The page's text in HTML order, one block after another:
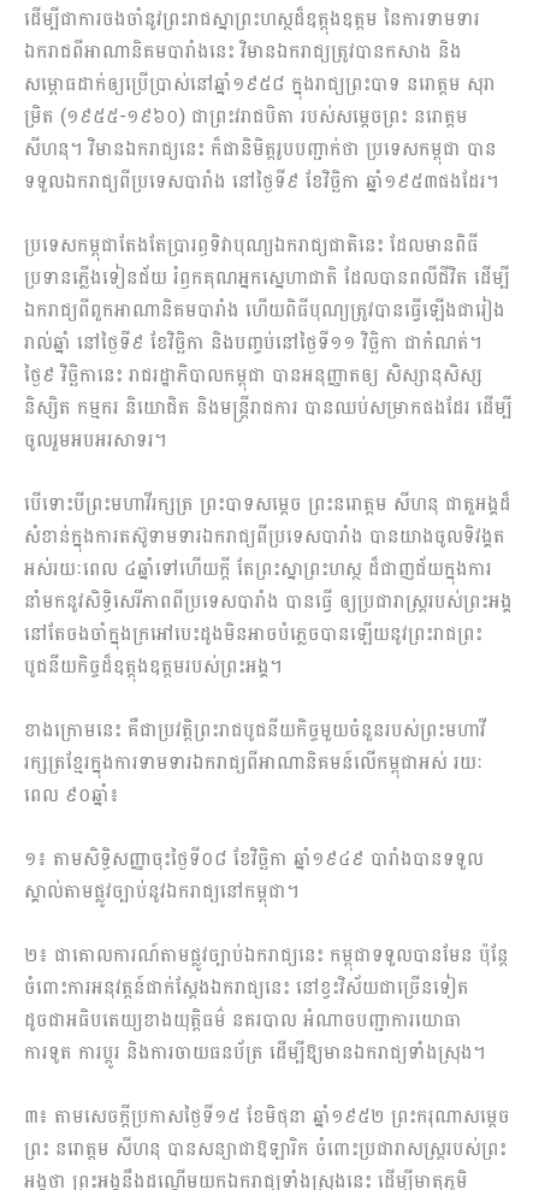
ដើម្បីជាការចងចាំនូវព្រះរាជស្នាព្រះហស្ថដ៏ឧត្តុងឧត្តម នៃការទាមទារ
ឯករាជពីអាណានិគមបារាំងនេះ វិមានឯករាជ្យត្រូវបានកសាង និង
សម្ពោធដាក់ឲ្យប្រើប្រាស់នៅឆ្នាំ១៩៥៨ ក្នុងរាជ្យព្រះបាទ នរោត្តម សុរា
ម្រិត (១៩៥៥-១៩៦០) ជាព្រះវរាជបិតា របស់សម្តេចព្រះ នរោត្តម
សីហនុ។ វិមានឯករាជ្យនេះ ក៏ជានិមិត្តរូបបញ្ជាក់ថា ប្រទេសកម្ពុជា បាន
ទទួលឯករាជ្យពីប្រទេសបារាំង នៅថ្ងៃទី៩ ខែវិច្ឆិកា ឆ្នាំ១៩៥៣ផងដែរ។
ប្រទេសកម្ពុជាតែងតែប្រារព្ធទិវាបុណ្យឯករាជ្យជាតិនេះ ដែលមានពិធី
ប្រទានភ្លើងទៀនជ័យ រំឭកគុណអ្នកស្នេហាជាតិ ដែលបានពលីជីវិត ដើម្បី
ឯករាជ្យពីពួកអាណានិគមបារាំង ហើយពិធីបុណ្យត្រូវបានធ្វើឡើងជារៀង
រាល់ឆ្នាំ នៅថ្ងៃទី៩ ខែវិច្ឆិកា និងបញ្ចប់នៅថ្ងៃទី១១ វិច្ឆិកា ជាកំណត់។
ថ្ងៃ៩ វិច្ឆិកានេះ រាជរដ្ឋាភិបាលកម្ពុជា បានអនុញ្ញាតឲ្យ សិស្សានុសិស្ស
និស្សិត កម្មករ និយោជិត និងមន្ត្រីរាជការ បានឈប់សម្រាកផងដែរ ដើម្បី
ចូលរួមអបអរសាទរ។
បើទោះបីព្រះមហាវីរក្សត្រ ព្រះបាទសម្តេច ព្រះនរោត្តម សីហនុ ជាតួអង្គដ៏
សំខាន់ក្នុងការតស៊ូទាមទារឯករាជ្យពីប្រទេសបារាំង បានយាងចូលទិវង្គត
អស់រយៈពេល ៤ឆ្នាំទៅហើយក្តី តែព្រះស្នាព្រះហស្ថ ដ៏ជាញជ័យក្នុងការ
នាំមកនូវសិទ្ធិសេរីភាពពីប្រទេសបារាំង បានធ្វើ ឲ្យប្រជារាស្រ្តរបស់ព្រះអង្គ
នៅតែចងចាំក្នុងក្រអៅបេះដូងមិនអាចបំភ្លេចបានឡើយនូវព្រះរាជព្រះ
បូជនីយកិច្ចដ៏ឧត្តុងឧត្តមរបស់ព្រះអង្គ។
ខាងក្រោមនេះ គឺជាប្រវត្តិព្រះរាជបូជនីយកិច្ចមួយចំនួនរបស់ព្រះមហាវី
រក្សត្រខ្មែរក្នុងការទាមទារឯករាជ្យពីអាណានិគមន៍លើកម្ពុជាអស់ រយៈ
ពេល ៩០ឆ្នាំ៖
១៖ តាមសិទ្ធិសញ្ញាចុះថ្ងៃទី០៨ ខែវិច្ឆិកា ឆ្នាំ១៩៤៩ បារាំងបានទទួល
ស្គាល់តាមផ្លូវច្បាប់នូវឯករាជ្យនៅកម្ពុជា។
២៖ ជាគោលការណ៍តាមផ្លូវច្បាប់ឯករាជ្យនេះ កម្ពុជាទទួលបានមែន ប៉ុន្តែ
ចំពោះការអនុវត្តន៍ជាក់ស្ដែងឯករាជ្យនេះ នៅខ្វះវិស័យជាច្រើនទៀត
ដូចជាអធិបតេយ្យខាងយុត្តិធម៌ នគរបាល អំណាចបញ្ជាការយោធា
ការទូត ការប្ដូរ និងការចាយធនប័ត្រ ដើម្បីឱ្យមានឯករាជ្យទាំងស្រុង។
៣៖ តាមសេចក្ដីប្រកាសថ្ងៃទី១៥ ខែមិថុនា ឆ្នាំ១៩៥២ ព្រះករុណាសម្ដេច
ព្រះ នរោត្តម សីហនុ បានសន្យាជាឱឡារិក ចំពោះប្រជារាសស្ត្ររបស់ព្រះ
អង្គថា ព្រះអង្គនឹងដណ្ដើមយកឯករាជ្យទាំងស្រុងនេះ ដើម្បីមាតុភូមិ